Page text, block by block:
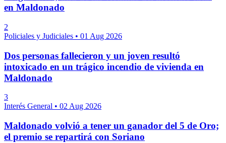
en Maldonado
2
Policiales y Judiciales • 01 Aug 2026
Dos personas fallecieron y un joven resultó
intoxicado en un trágico incendio de vivienda en
Maldonado
3
Interés General • 02 Aug 2026
Maldonado volvió a tener un ganador del 5 de Oro;
el premio se repartirá con Soriano